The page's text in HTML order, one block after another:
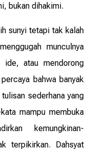
bukan dihakimi.
sunyi tetapi tak kalah
munculnya
ide, atau mendorong
bahwa banyak
sederhana yang
mampu membuka
kemungkinan-
terpikirkan. Dahsyat